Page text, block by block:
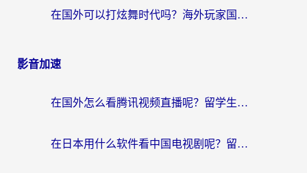
在国外可以打炫舞时代吗？海外玩家国服游戏加速全攻略（附实测推荐）
影音加速
在国外怎么看腾讯视频直播呢？留学生亲测有效的回国加速指南
在日本用什么软件看中国电视剧呢？留学生亲测有效的回国加速方案